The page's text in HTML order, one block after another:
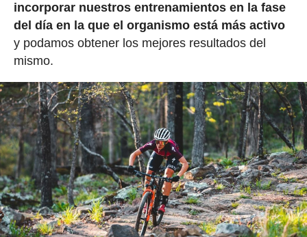
incorporar nuestros entrenamientos en la fase
del día en la que el organismo está más activo
y podamos obtener los mejores resultados del
mismo.